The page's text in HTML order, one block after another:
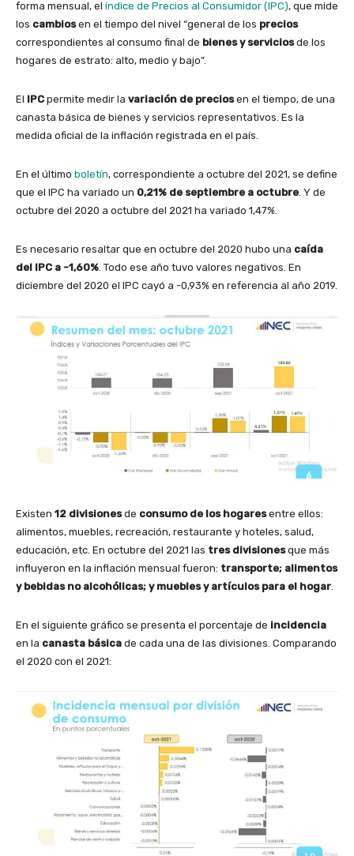
forma mensual, el índice de Precios al Consumidor (IPC), que mide
los cambiosen el tiempo del nivel “general de los precios
correspondientes al consumo final de bienes y serviciosde los
hogares de estrato: alto, medio y bajo”.
El IPC permite medir la variación de preciosen el tiempo, de una
canasta básica de bienes y servicios representativos. Es la
medida oficial de la inflación registrada en el país.
En el último boletín, correspondiente a octubre del 2021, se define
que el IPC ha variado un 0,21% de septiembre a octubre . Y de
octubre del 2020 a octubre del 2021 ha variado 1,47%.
Es necesario resaltar que en octubre del 2020 hubo una caída
del IPC a -1,60% . Todo ese año tuvo valores negativos. En
diciembre del 2020 el IPC cayó a -0,93% en referencia al año 2019.
Existen 12 divisionesde consumo de los hogaresentre ellos:
alimentos, muebles, recreación, restaurante y hoteles, salud,
educación, etc. En octubre del 2021 las tres divisionesque más
influyeron en la inflación mensual fueron: transporte; alimentos
y bebidas no alcohólicas; y muebles y artículos para el hogar.
En el siguiente gráfico se presenta el porcentaje de incidencia
en la canasta básica de cada una de las divisiones. Comparando
el 2020 con el 2021: